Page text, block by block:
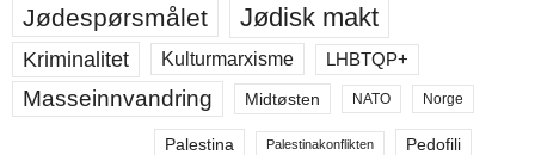
Jødespørsmålet Jødisk makt
Kriminalitet Kulturmarxisme LHBTQP+
Masseinnvandring Midtøsten NATO Norge
Palestina Palestinakonflikten Pedofili